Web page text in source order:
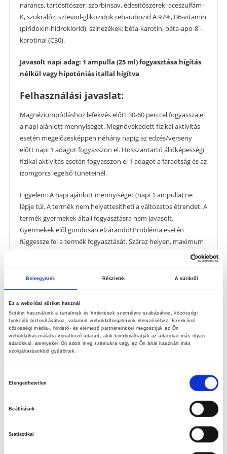
Beleegyezés Részletek A sütikről
Ez a weboldal sütiket használ
Sütiket használunk a tartalmak és hirdetések személyre szabásához, közösségi
funkciók biztosításához, valamint weboldalforgalmunk elemzéséhez. Ezenkívül
közösségi média-, hirdető- és elemező partnereinkkel megosztjuk az Ön
weboldalhasználatra vonatkozó adatait, akik kombinálhatják az adatokat más olyan
adatokkal, amelyeket Ön adott meg számukra vagy az Ön által használt más
szolgáltatásokból gyűjtöttek.
Elengedhetetlen
Beállítások
Statisztikai
narancs, tartósítószer: szorbinsav, édesítőszerek: aceszulfám-
K, szukralóz, szteviol-glikozidok rebaudiozid A 97%, B6-vitamin
(piridoxin-hidroklorid), színezékek: béta-karotin, béta-apo-8´-
karotinal (C30).
Javasolt napi adag: 1 ampulla (25 ml) fogyasztása hígítás
nélkül vagy hipotóniás itallal hígítva
Felhasználási javaslat:
Magnéziumpótláshoz lefekvés előtt 30-60 perccel fogyassza el
a napi ajánlott mennyiséget. Megnövekedett fizikai aktivitás
esetén megelőzésképpen néhány napig az edzés/verseny
előtt napi 1 adagot fogyasszon el. Hosszantartó állóképességi
fizikai aktivitás esetén fogyasszon el 1 adagot a fáradtság és az
izomgörcs legelső tüneteinél.
Figyelem: A napi ajánlott mennyiséget (napi 1 ampulla) ne
lépje túl. A termék nem helyettesítheti a változatos étrendet. A
termék gyermekek általi fogyasztásra nem javasolt.
Gyermekek elől gondosan elzárandó! Probléma esetén
függessze fel a termék fogyasztását. Száraz helyen, maximum
25 °C-on tárolandó. Közvetlen napfénytől és fagytól távol
tartandó. A gyártó nem vállal felelősséget a nem
rendeltetésszerű használatból eredő károkért.
Tápérték adatok
Aktív összetevők 1 napi adagban (25 ml): magnézium 250 mg
(67% NRV *), B6-vitamin 1.4mg (100% NRV *), * Beviteli
referencia érték.
Hasonló termékek